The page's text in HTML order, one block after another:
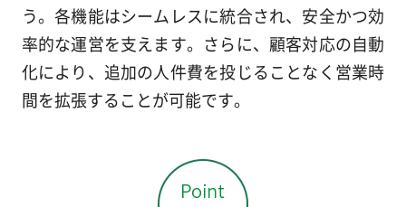
う。各機能はシームレスに統合され、安全かつ効
率的な運営を支えます。さらに、顧客対応の自動
化により、追加の人件費を投じることなく営業時
間を拡張することが可能です。